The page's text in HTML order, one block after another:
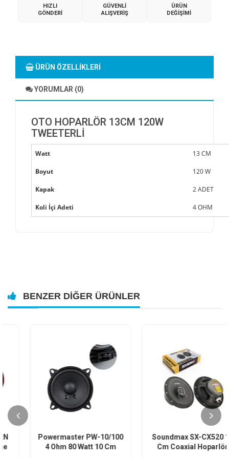
HIZLI
GÖNDERI
GÜVENLI
ALIŞVERIŞ
ÜRÜN
DEĞIŞIMI
ÜRÜN ÖZELLIKLERI
YORUMLAR (0)
OTO HOPARLÖR 13CM 120W
TWEETERLİ
Watt 13 CM
Boyut 120 W
Kapak 2 ADET
Koli İçi Adeti 4 OHM
BENZER DIĞER ÜRÜNLER
Powermaster PW-10/100
4 Ohm 80 Watt 10 Cm
Soundmax SX-CX520 13
Cm Coaxial Hoparlör